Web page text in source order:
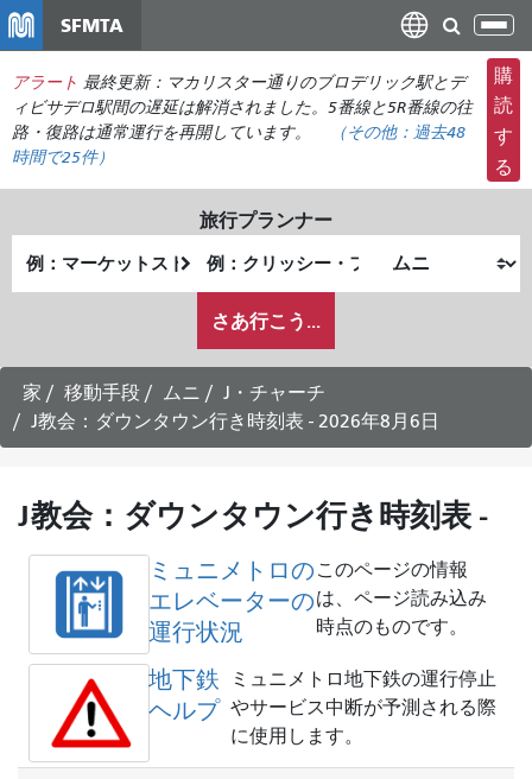
ン
コ
ン
ン
ツ
移
SFMTA
ナ
ビ
ゲ
ー
シ
ョ
の
切
り
え
アラート 最終更新：マカリスター通りのブロデリック駅とデ
ィビサデロ駅間の遅延は解消されました。5番線と5R番線の往
路・復路は通常運行を再開しています。
（その他： 過去48
時間で25件）
購
読
す
る
旅行プランナー
出
発
終
了
が
ど
の
よ
う
旅
し
た
さあ行こう...
家 移動手段 ムニ
J・チャーチ
J教会：ダウンタウン行き時刻表 - 2026年8月6日
J教会：ダウンタウン行き時刻表 -
ミュニメトロの
エレベーターの
運行状況
このページの情報
は、ページ読み込み
時点のものです。
地下鉄
ヘルプ
ミュニメトロ地下鉄の運行停止
やサービス中断が予測される際
に使用します。